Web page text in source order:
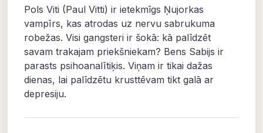
Pols Viti (Paul Vitti) ir ietekmīgs Ņujorkas
vampīrs, kas atrodas uz nervu sabrukuma
robežas. Visi gangsteri ir šokā: kā palīdzēt
savam trakajam priekšniekam? Bens Sabijs ir
parasts psihoanalītiķis. Viņam ir tikai dažas
dienas, lai palīdzētu krusttēvam tikt galā ar
depresiju.